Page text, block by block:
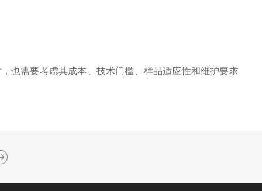
也需要考虑其成本、技术门槛、样品适应性和维护要求